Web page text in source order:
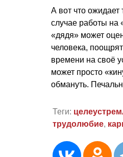
А вот что ожидает
случае работы на
«дядя» может
человека,
времени на своё
может просто
обмануть.
Теги:
трудолюбие,